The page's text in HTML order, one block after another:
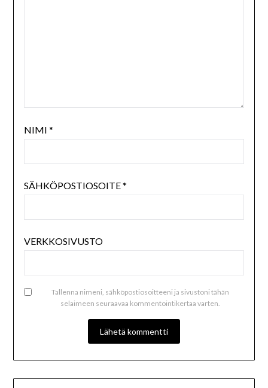
NIMI *
SÄHKÖPOSTIOSOITE*
VERKKOSIVUSTO
Tallenna nimeni, sähköpostiosoitteeni ja sivustoni tähän
selaimeen seuraavaa kommentointikertaa varten.